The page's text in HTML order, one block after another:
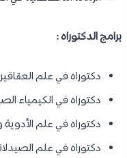
برامج الدكتوراه :
دكتوراه في علم العقاقير
دكتوراه في الكيمياء
دكتوراه في علم
دكتوراه في علم